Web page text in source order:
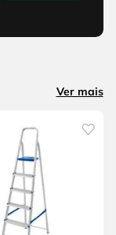
Ver mais